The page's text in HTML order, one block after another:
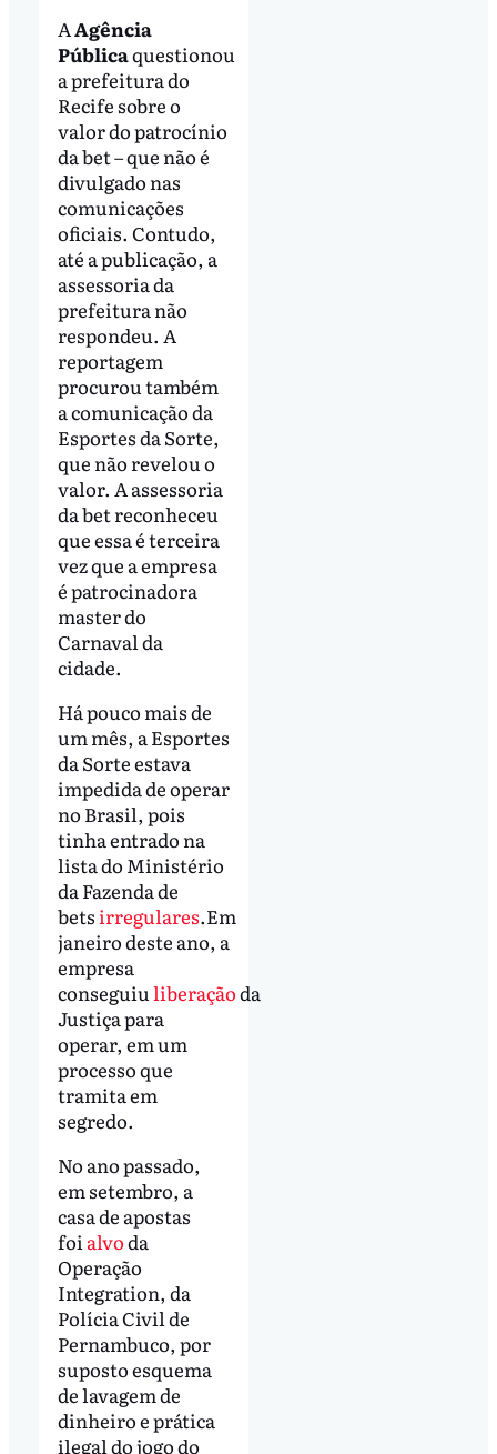
AAgência
Públicaquestionou
a prefeitura do
Recife sobre o
valor do patrocínio
da bet – que não é
divulgado nas
comunicações
oficiais. Contudo,
até a publicação, a
assessoria da
prefeitura não
respondeu. A
reportagem
procurou também
a comunicação da
Esportes da Sorte,
que não revelou o
valor. A assessoria
da bet reconheceu
que essa é terceira
vez que a empresa
é patrocinadora
master do
Carnaval da
cidade.
Há pouco mais de
um mês, a Esportes
da Sorte estava
impedida de operar
no Brasil, pois
tinha entrado na
lista do Ministério
da Fazenda de
betsirregulares.Em
janeiro deste ano, a
empresa
conseguiuliberaçãoda
Justiça para
operar, em um
processo que
tramita em
segredo.
No ano passado,
em setembro, a
casa de apostas
foi alvoda
Operação
Integration, da
Polícia Civil de
Pernambuco, por
suposto esquema
de lavagem de
dinheiro e prática
ilegal do jogo do